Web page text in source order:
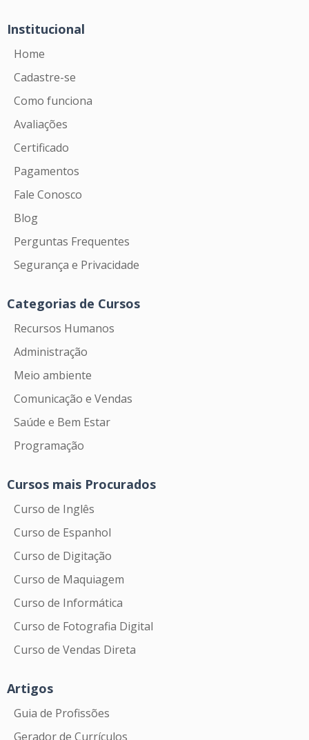
Institucional
Home
Cadastre-se
Como funciona
Avaliações
Certificado
Pagamentos
Fale Conosco
Blog
Perguntas Frequentes
Segurança e Privacidade
Categorias de Cursos
Recursos Humanos
Administração
Meio ambiente
Comunicação e Vendas
Saúde e Bem Estar
Programação
Cursos mais Procurados
Curso de Inglês
Curso de Espanhol
Curso de Digitação
Curso de Maquiagem
Curso de Informática
Curso de Fotografia Digital
Curso de Vendas Direta
Artigos
Guia de Profissões
Gerador de Currículos